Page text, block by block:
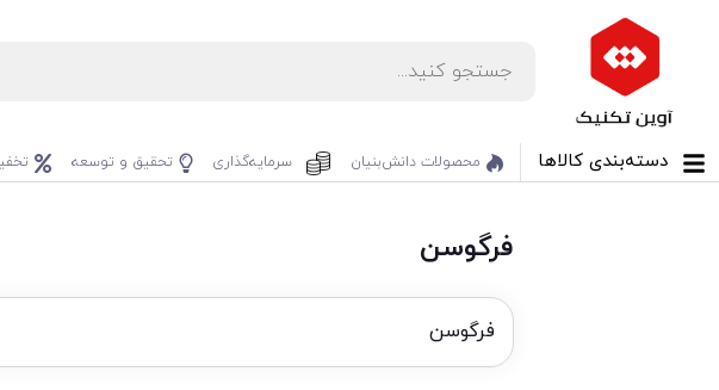
دسته‌بندی کالاها محصولات دانش‌بنیان‌ سرمایه‌گذاری تحقیق و توسعه
فرگوسن
فرگوسن